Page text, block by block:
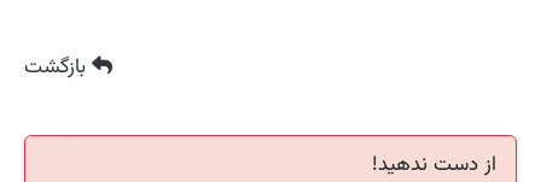
بازگشت
از دست ندهید!